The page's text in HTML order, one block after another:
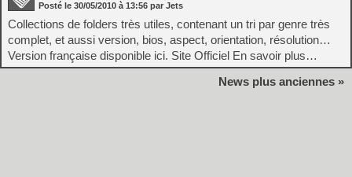
Posté le 30/05/2010 à 13:56 par Jets
Collections de folders très utiles, contenant un tri par genre très
complet, et aussi version, bios, aspect, orientation, résolution…
Version française disponible ici. Site Officiel En savoir plus…
News plus anciennes »